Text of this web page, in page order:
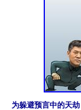
为躲避预言中的天